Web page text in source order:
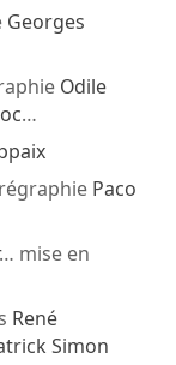
Georges
Odile
…
Paco
mise en
René
Simon